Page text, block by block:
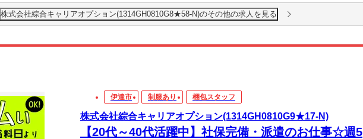
株式会社綜合キャリアオプション(1314GH0810G8★58-N)のその他の求人を見る
伊達市 制服あり 梱包スタッフ
株式会社綜合キャリアオプション(1314GH0810G9★17-N)
【20代～40代活躍中】社保完備・派遣のお仕事☆週5